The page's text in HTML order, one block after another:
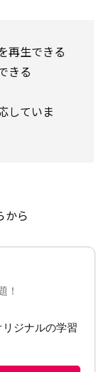
再生できる
きる
していま
から